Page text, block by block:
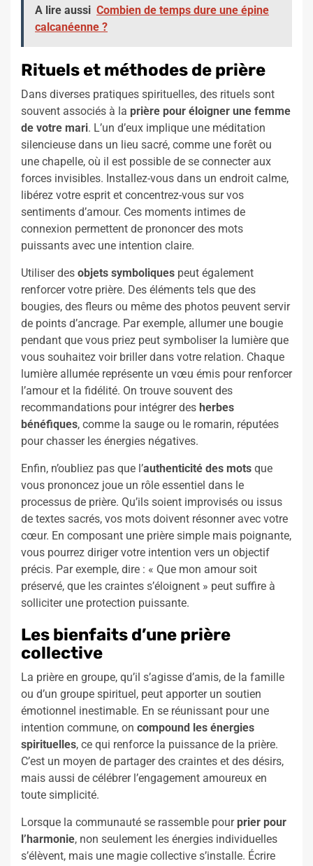
A lire aussi Combien de temps dure une épine
calcanéenne ?
Rituels et méthodes de prière
Dans diverses pratiques spirituelles, des rituels sont
souvent associés à la prière pour éloigner une femme
de votre mari. L’un d’eux implique une méditation
silencieuse dans un lieu sacré, comme une forêt ou
une chapelle, où il est possible de se connecter aux
forces invisibles. Installez-vous dans un endroit calme,
libérez votre esprit et concentrez-vous sur vos
sentiments d’amour. Ces moments intimes de
connexion permettent de prononcer des mots
puissants avec une intention claire.
Utiliser des objets symboliques peut également
renforcer votre prière. Des éléments tels que des
bougies, des fleurs ou même des photos peuvent servir
de points d’ancrage. Par exemple, allumer une bougie
pendant que vous priez peut symboliser la lumière que
vous souhaitez voir briller dans votre relation. Chaque
lumière allumée représente un vœu émis pour renforcer
l’amour et la fidélité. On trouve souvent des
recommandations pour intégrer des herbes
bénéfiques, comme la sauge ou le romarin, réputées
pour chasser les énergies négatives.
Enfin, n’oubliez pas que l’authenticité des mots que
vous prononcez joue un rôle essentiel dans le
processus de prière. Qu’ils soient improvisés ou issus
de textes sacrés, vos mots doivent résonner avec votre
cœur. En composant une prière simple mais poignante,
vous pourrez diriger votre intention vers un objectif
précis. Par exemple, dire : « Que mon amour soit
préservé, que les craintes s’éloignent » peut suffire à
solliciter une protection puissante.
Les bienfaits d’une prière
collective
La prière en groupe, qu’il s’agisse d’amis, de la famille
ou d’un groupe spirituel, peut apporter un soutien
émotionnel inestimable. En se réunissant pour une
intention commune, on compound les énergies
spirituelles, ce qui renforce la puissance de la prière.
C’est un moyen de partager des craintes et des désirs,
mais aussi de célébrer l’engagement amoureux en
toute simplicité.
Lorsque la communauté se rassemble pour prier pour
l’harmonie, non seulement les énergies individuelles
s’élèvent, mais une magie collective s’installe. Écrire